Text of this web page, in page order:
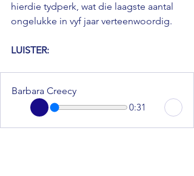
hierdie tydperk, wat die laagste aantal
ongelukke in vyf jaar verteenwoordig.
LUISTER:
Barbara Creecy
0:31